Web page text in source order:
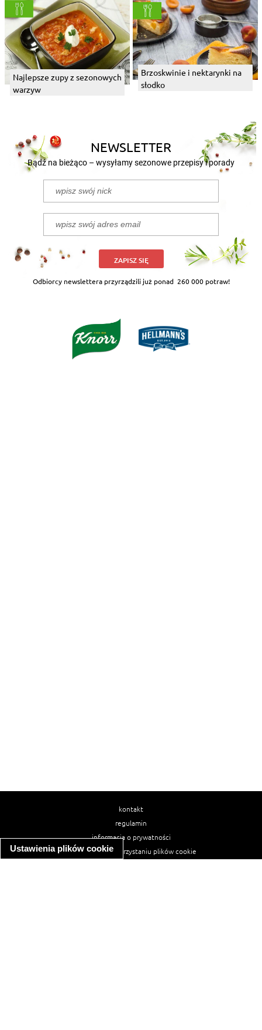
Ustawienia plików cookie
Najlepsze zupy z sezonowych
warzyw
Brzoskwinie i nektarynki na
słodko
NEWSLETTER
Bądź na bieżąco – wysyłamy sezonowe przepisy i porady
ZAPISZ SIĘ
Odbiorcy newslettera przyrządzili już ponad 260 000 potraw!
kontakt
regulamin
informacja o prywatności
informacja o wykorzystaniu plików cookie